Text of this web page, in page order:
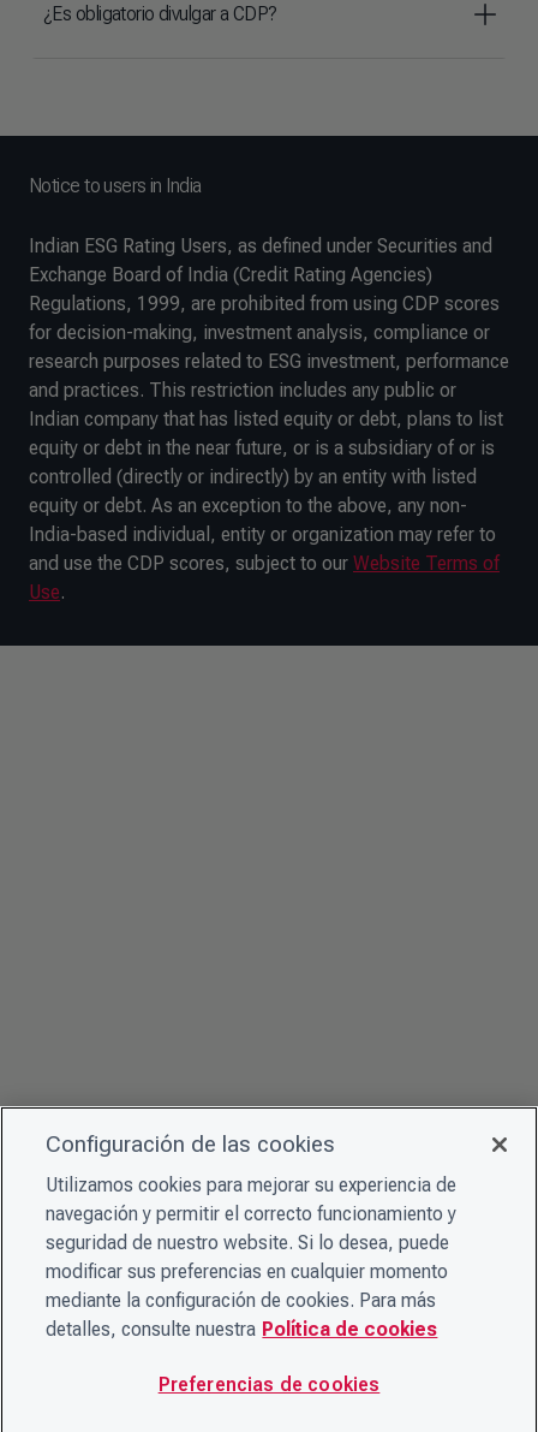
¿Es obligatorio divulgar a CDP?
Notice to users in India
Indian ESG Rating Users, as defined under Securities and
Exchange Board of India (Credit Rating Agencies)
Regulations, 1999, are prohibited from using CDP scores
for decision-making, investment analysis, compliance or
research purposes related to ESG investment, performance
and practices. This restriction includes any public or
Indian company that has listed equity or debt, plans to list
equity or debt in the near future, or is a subsidiary of or is
controlled (directly or indirectly) by an entity with listed
equity or debt. As an exception to the above, any non-
India-based individual, entity or organization may refer to
and use the CDP scores, subject to our Website Terms of
Use.
Configuración de las cookies
Utilizamos cookies para mejorar su experiencia de
navegación y permitir el correcto funcionamiento y
seguridad de nuestro website. Si lo desea, puede
modificar sus preferencias en cualquier momento
mediante la configuración de cookies. Para más
detalles, consulte nuestra Política de cookies
Preferencias de cookies